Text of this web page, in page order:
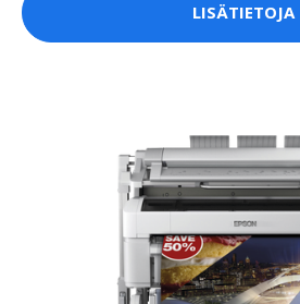
LISÄTIETOJA